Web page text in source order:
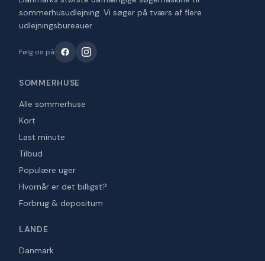
sommerhusudlejning. Vi søger på tværs af flere
udlejningsbureauer.
Følg os på
SOMMERHUSE
Alle sommerhuse
Kort
Last minute
Tilbud
Populære uger
Hvornår er det billigst?
Forbrug & depositum
LANDE
Danmark